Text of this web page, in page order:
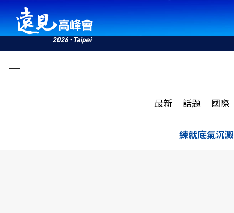
最新 話題 國際
活動
話題
練就底氣沉澱